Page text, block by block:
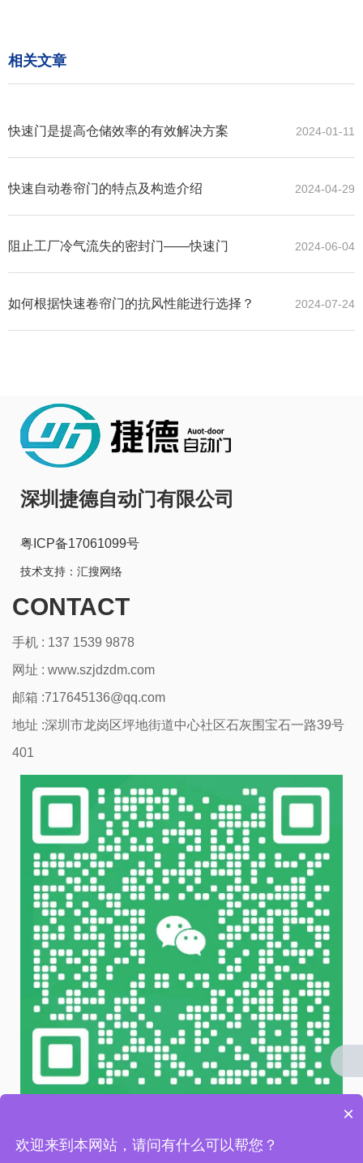
相关文章
2024-01-11
快速门是提高仓储效率的有效解决方案
2024-04-29
快速自动卷帘门的特点及构造介绍
2024-06-04
阻止工厂冷气流失的密封门——快速门
2024-07-24
如何根据快速卷帘门的抗风性能进行选择？
深圳捷德自动门有限公司
粤ICP备17061099号
技术支持： 汇搜网络
CONTACT
手机 : 137 1539 9878
网址 : www.szjdzdm.com
邮箱 :717645136@qq.com
地址 :深圳市龙岗区坪地街道中心社区石灰围宝石一路39号
401
×
欢迎来到本网站，请问有什么可以帮您？